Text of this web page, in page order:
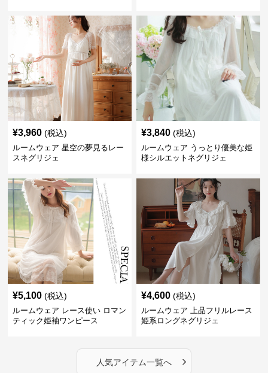
¥3,960 (税込)
ルームウェア 星空の夢見るレー
スネグリジェ
¥3,840 (税込)
ルームウェア うっとり優美な姫
様シルエットネグリジェ
¥5,100 (税込)
ルームウェア レース使い ロマン
ティック姫袖ワンピース
¥4,600 (税込)
ルームウェア 上品フリルレース
姫系ロングネグリジェ
人気アイテム一覧へ ›